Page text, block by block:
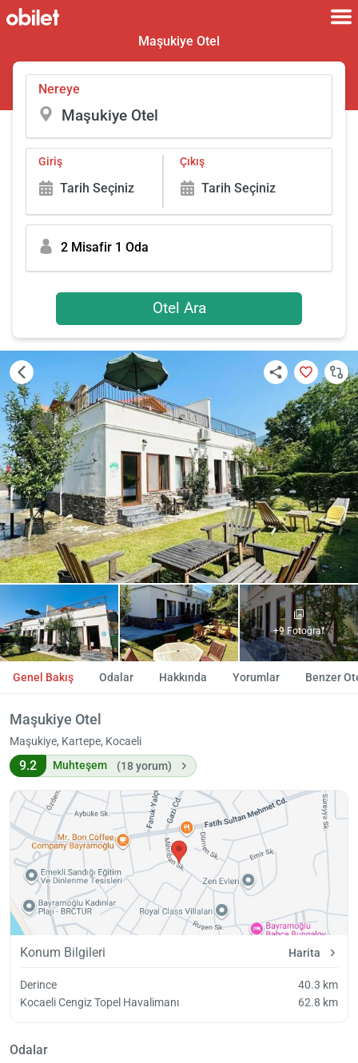
Maşukiye Otel
Nereye
Giriş
Tarih Seçiniz
Çıkış
Tarih Seçiniz
2 Misafir 1 Oda
Otel Ara
+9 Fotoğraf
Genel Bakış Odalar Hakkında Yorumlar Benzer
Maşukiye Otel
Maşukiye, Kartepe, Kocaeli
9.2 Muhteşem (18 yorum)
Konum Bilgileri Harita
Derince
40.3 km
Kocaeli Cengiz Topel Havalimanı
62.8 km
Odalar